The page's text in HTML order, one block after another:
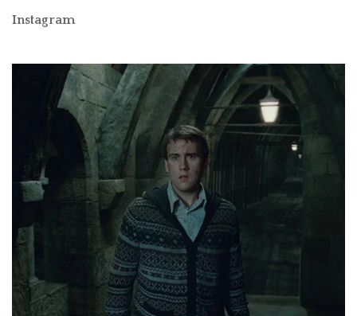
Instagram